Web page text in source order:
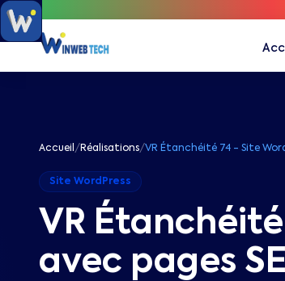
Accueil / Réalisations/VR Étanchéité 74 - Site
Site WordPress
VR
avec pages